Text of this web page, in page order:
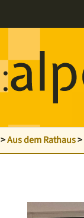
>Aus dem Rathaus>